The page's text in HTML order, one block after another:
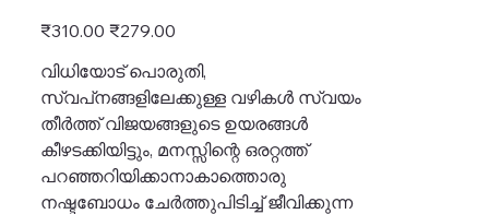
Original
price
₹310.00 Sale
price
₹279.00
വിധിയോട് പൊരുതി,
സ്വപ്‌നങ്ങളിലേക്കുള്ള വഴികൾ സ്വയം
തീർത്ത് വിജയങ്ങളുടെ ഉയരങ്ങൾ
കീഴടക്കിയിട്ടും, മനസ്സിന്റെ ഒരറ്റത്ത്
പറഞ്ഞറിയിക്കാനാകാത്തൊരു
നഷ്ടബോധം ചേർത്തുപിടിച്ച് ജീവിക്കുന്ന